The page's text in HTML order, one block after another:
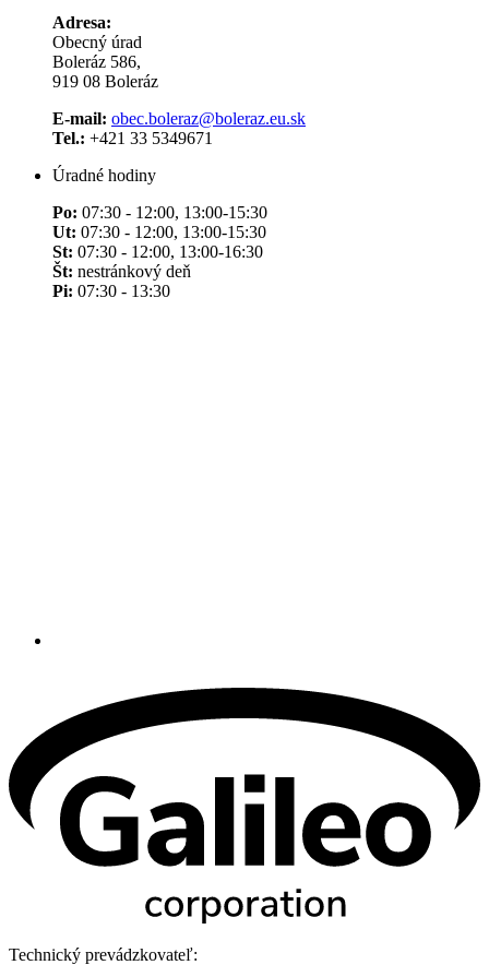
Adresa:
Obecný úrad
Boleráz 586,
919 08 Boleráz
E-mail: obec.boleraz@boleraz.eu.sk
Tel.: +421 33 5349671
Úradné hodiny
Po: 07:30 - 12:00, 13:00-15:30
Ut: 07:30 - 12:00, 13:00-15:30
St: 07:30 - 12:00, 13:00-16:30
Št: nestránkový deň
Pi: 07:30 - 13:30
Technický prevádzkovateľ: